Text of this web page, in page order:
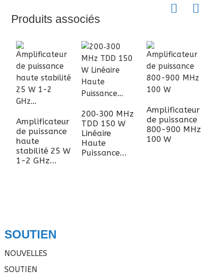
Produits associés
Amplificateur
de puissance
haute
stabilité 25 W
1-2 GHz...
200‑300 MHz
TDD 150 W
Linéaire
Haute
Puissance...
Amplificateur
de puissance
800-900 MHz
100 W
SOUTIEN
NOUVELLES
SOUTIEN